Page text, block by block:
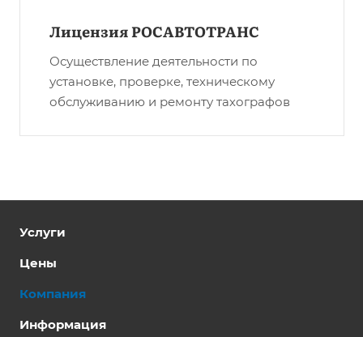
Лицензия РОСАВТОТРАНС
Осуществление деятельности по
установке, проверке, техническому
обслуживанию и ремонту тахографов
Услуги
Цены
Компания
Информация